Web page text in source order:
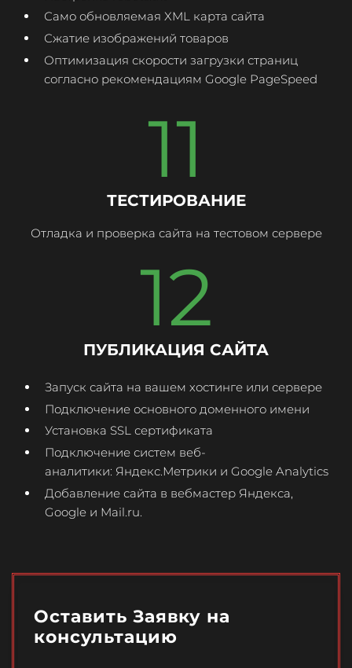
Само обновляемая XML карта сайта
Сжатие изображений товаров
Оптимизация скорости загрузки страниц
согласно рекомендациям Google PageSpeed
11
ТЕСТИРОВАНИЕ
Отладка и проверка сайта на тестовом сервере
12
ПУБЛИКАЦИЯ САЙТА
Запуск сайта на вашем хостинге или сервере
Подключение основного доменного имени
Установка SSL сертификата
Подключение систем веб-
аналитики: Яндекс.Метрики и Google Analytics
Добавление сайта в вебмастер Яндекса,
Google и Mail.ru.
Оставить Заявку на
консультацию